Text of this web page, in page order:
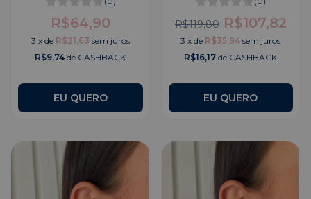
R$64,90
3 x de R$21,63 sem juros
R$9,74 de CASHBACK
R$119,80R$107,82
3 xde R$35,94 sem juros
R$16,17 de CASHBACK
EU QUERO